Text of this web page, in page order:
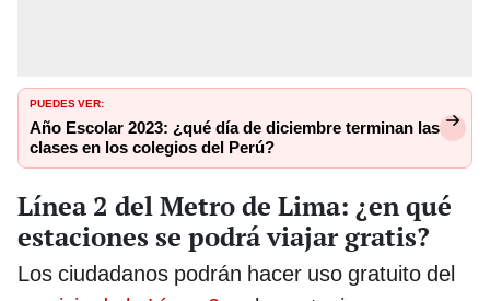
PUEDES VER:
Año Escolar 2023: ¿qué día de diciembre terminan las
clases en los colegios del Perú?
Línea 2 del Metro de Lima: ¿en qué
estaciones se podrá viajar gratis?
Los ciudadanos podrán hacer uso gratuito del